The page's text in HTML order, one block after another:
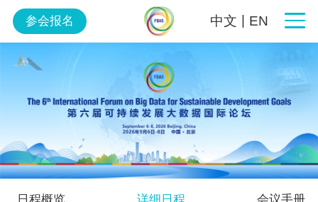
参会报名 中文 EN
日程概览 详细日程 会议手册